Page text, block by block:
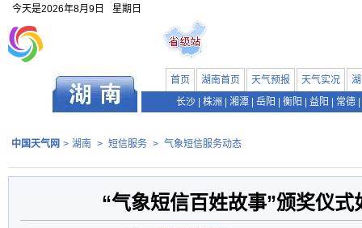
今天是2026年8月9日 星期日
首页 湖南首页 天气预报 天气实况
长沙
株洲 湘潭 岳阳 衡阳 益阳 常德
中国天气网 > 湖南 > 短信服务 > 气象短信服务动态
“气象短信百姓故事”颁奖仪式